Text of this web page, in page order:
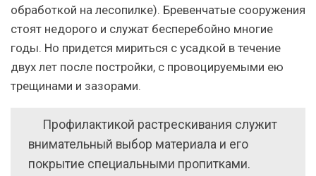
обработкой на лесопилке). Бревенчатые сооружения
стоят недорого и служат бесперебойно многие
годы. Но придется мириться с усадкой в течение
двух лет после постройки, с провоцируемыми ею
трещинами и зазорами.
Профилактикой растрескивания служит
внимательный выбор материала и его
покрытие специальными пропитками.